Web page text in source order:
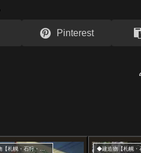
Pinterest
◆建造物【札幌・石狩・江別】